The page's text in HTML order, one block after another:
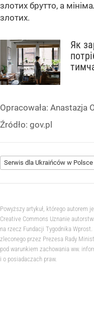
злотих брутто, а
злотих.
Як
Opracowała: Anastazja
Źródło: gov.pl
Serwis dla Ukraińców w Polsce
Powyższy artykuł, którego autorem
Creative Commons Uznanie
na rzecz Fundacji Tygodnika
zleconego przez Prezesa Rady
pod warunkiem zachowania ww.
i o posiadaczach praw.